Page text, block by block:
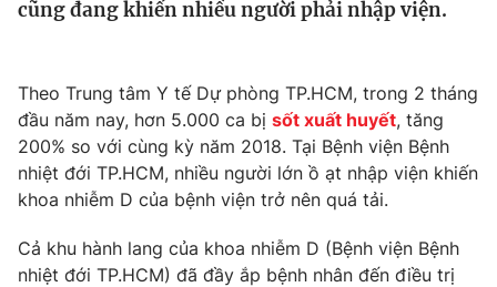
Tin tức
Thế giới đó đây
Câu chuyện quốc tế
Kinh tế
Tài chính
Góc doanh nghiệp
Dữ liệu và đời sống
Truyền hình
cũng đang khiến nhiều người phải nhập viện.
Theo Trung tâm Y tế Dự phòng TP.HCM, trong 2 tháng
đầu năm nay, hơn 5.000 ca bị sốt xuất huyết, tăng
200% so với cùng kỳ năm 2018. Tại Bệnh viện Bệnh
nhiệt đới TP.HCM, nhiều người lớn ồ ạt nhập viện khiến
khoa nhiễm D của bệnh viện trở nên quá tải.
Cả khu hành lang của khoa nhiễm D (Bệnh viện Bệnh
nhiệt đới TP.HCM) đã đầy ắp bệnh nhân đến điều trị